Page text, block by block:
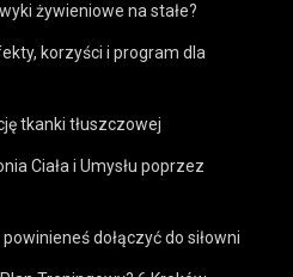
żywieniowe na stałe?
korzyści i program dla
tkanki tłuszczowej
Ciała i Umysłu poprzez
dołączyć do siłowni